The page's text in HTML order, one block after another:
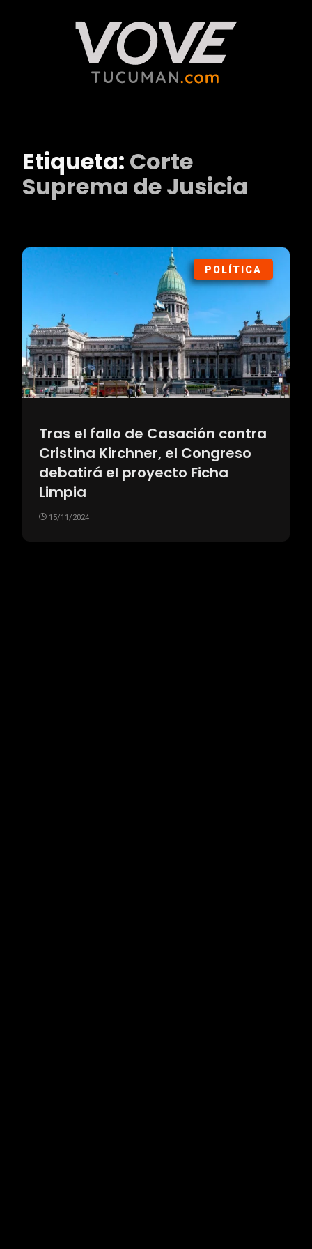
Etiqueta: Corte
Suprema de Jusicia
POLÍTICA
Tras el fallo de Casación contra
Cristina Kirchner, el Congreso
debatirá el proyecto Ficha
Limpia
15/11/2024